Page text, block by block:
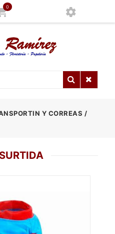
0
Y CORREAS /